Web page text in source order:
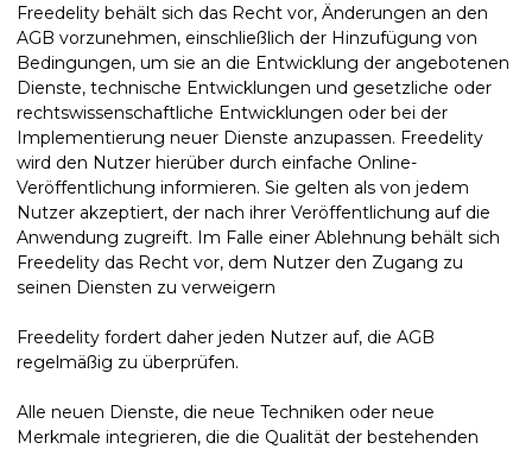
Freedelity behält sich das Recht vor, Änderungen an den
AGB vorzunehmen, einschließlich der Hinzufügung von
Bedingungen, um sie an die Entwicklung der angebotenen
Dienste, technische Entwicklungen und gesetzliche oder
rechtswissenschaftliche Entwicklungen oder bei der
Implementierung neuer Dienste anzupassen. Freedelity
wird den Nutzer hierüber durch einfache Online-
Veröffentlichung informieren. Sie gelten als von jedem
Nutzer akzeptiert, der nach ihrer Veröffentlichung auf die
Anwendung zugreift. Im Falle einer Ablehnung behält sich
Freedelity das Recht vor, dem Nutzer den Zugang zu
seinen Diensten zu verweigern
Freedelity fordert daher jeden Nutzer auf, die AGB
regelmäßig zu überprüfen.
Alle neuen Dienste, die neue Techniken oder neue
Merkmale integrieren, die die Qualität der bestehenden